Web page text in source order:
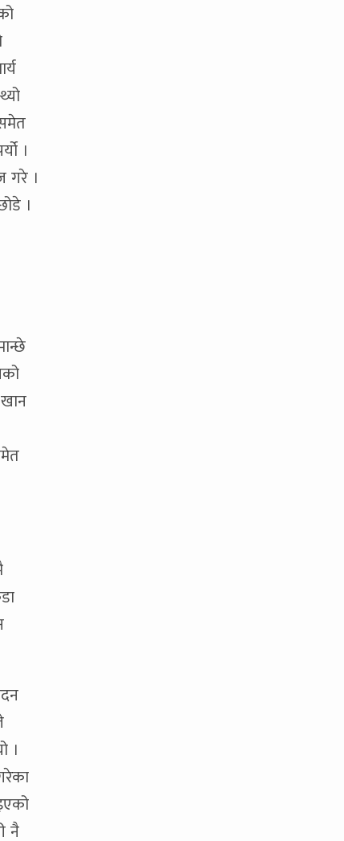
।
गरे ।
।
।
नै